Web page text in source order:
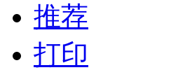
推荐
打印